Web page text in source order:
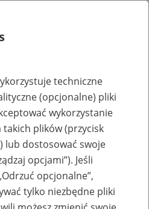
lub
zakładów pracy
techniczne
(opcjonalne) pliki
wykorzystanie
takich plików (przycisk
lub dostosować swoje
opcjami”). Jeśli
opcjonalne”,
tylko niezbędne pliki